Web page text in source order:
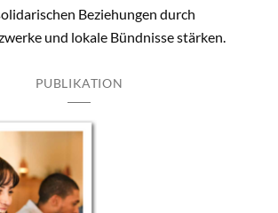
Beziehungen durch
und lokale Bündnisse stärken.
PUBLIKATION